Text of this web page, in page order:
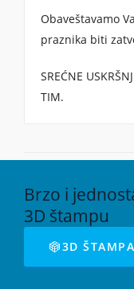
Obaveštavamo
praznika biti
SREĆNE
TIM.
Brzo i
3D štampu
3D ŠTAMPA